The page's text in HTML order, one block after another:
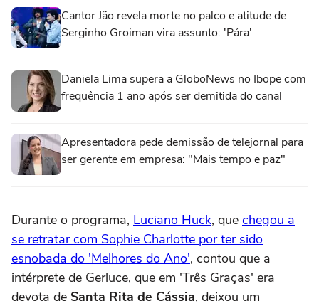
Cantor Jão revela morte no palco e atitude de
Serginho Groiman vira assunto: 'Pára'
Daniela Lima supera a GloboNews no Ibope com
frequência 1 ano após ser demitida do canal
Apresentadora pede demissão de telejornal para
ser gerente em empresa: "Mais tempo e paz"
Durante o programa, Luciano Huck, que chegou a
se retratar com Sophie Charlotte por ter sido
esnobada do 'Melhores do Ano', contou que a
intérprete de Gerluce, que em 'Três Graças' era
devota de Santa Rita de Cássia, deixou um